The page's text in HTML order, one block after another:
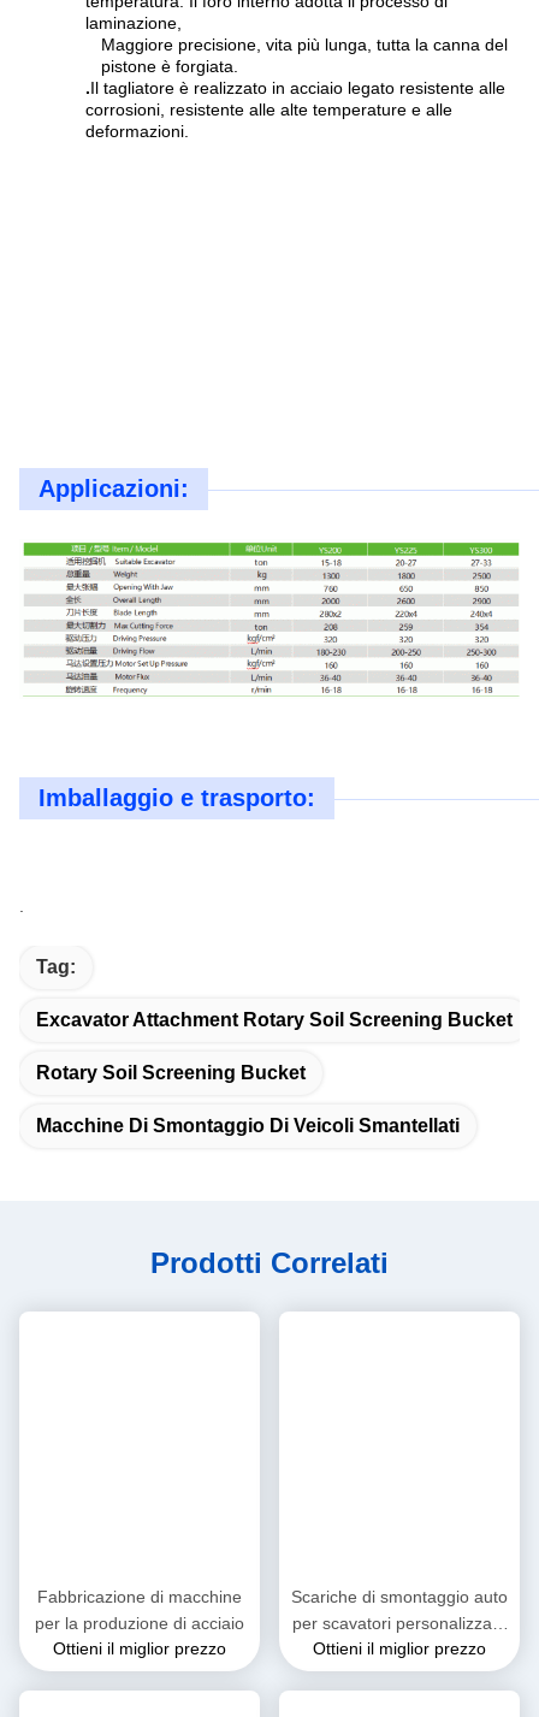
laminazione,
Maggiore precisione, vita più lunga, tutta la canna del
pistone è forgiata.
.Il tagliatore è realizzato in acciaio legato resistente alle
corrosioni, resistente alle alte temperature e alle
deformazioni.
Applicazioni:
Imballaggio e trasporto:
Tag:
Excavator Attachment Rotary Soil Screening Bucket
Rotary Soil Screening Bucket
Macchine Di Smontaggio Di Veicoli Smantellati
Prodotti Correlati
Fabbricazione di macchine
per la produzione di acciaio
Ottieni il miglior prezzo
Scariche di smontaggio auto
per scavatori personalizzate
per l'industria del riciclaggio
Ottieni il miglior prezzo